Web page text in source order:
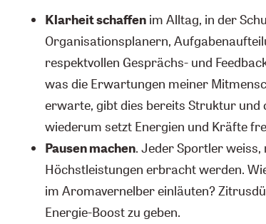
Klarheit schaffen im Alltag, in der
Organisationsplanern,
respektvollen Gesprächs- und
was die Erwartungen meiner
erwarte, gibt dies bereits Struktur und
wiederum setzt Energien und Kräfte
Pausen machen. Jeder Sportler weiss,
Höchstleistungen erbracht werden.
im Aromavernelber einläuten?
Energie-Boost zu geben.